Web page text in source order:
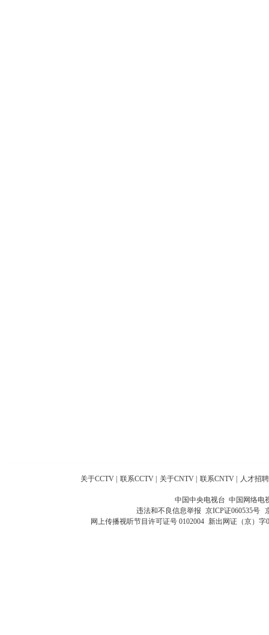
关于CCTV 联系CCTV 关于CNTV 联系CNTV 人才招聘
中国中央电视台 中国网络电
违法和不良信息举报 京ICP证060535号
网上传播视听节目许可证号 0102004 新出网证（京）